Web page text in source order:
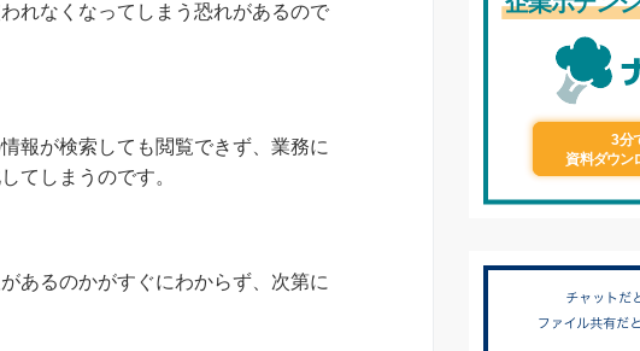
れなくなってしまう恐れがあるので
報が検索しても閲覧できず、業務に
てしまうのです。
あるのかがすぐにわからず、次第に